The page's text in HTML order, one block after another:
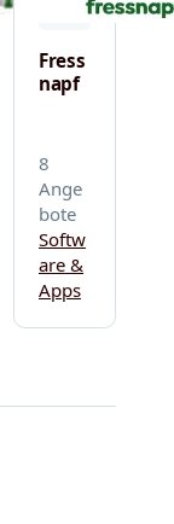
Fress
napf
8
Ange
bote
Softw
are &
Apps